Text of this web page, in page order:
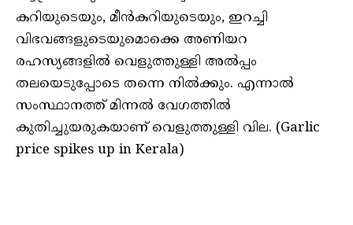
കറിയുടെയും, മീൻകറിയുടെയും, ഇറച്ചി
വിഭവങ്ങളുടെയുമൊക്കെ അണിയറ
രഹസ്യങ്ങളിൽ വെളുത്തുള്ളി അൽപ്പം
തലയെടുപ്പോടെ തന്നെ നിൽക്കും. എന്നാൽ
സംസ്ഥാനത്ത് മിന്നൽ വേഗത്തിൽ
കുതിച്ചുയരുകയാണ് വെളുത്തുള്ളി വില. (Garlic
price spikes up in Kerala)